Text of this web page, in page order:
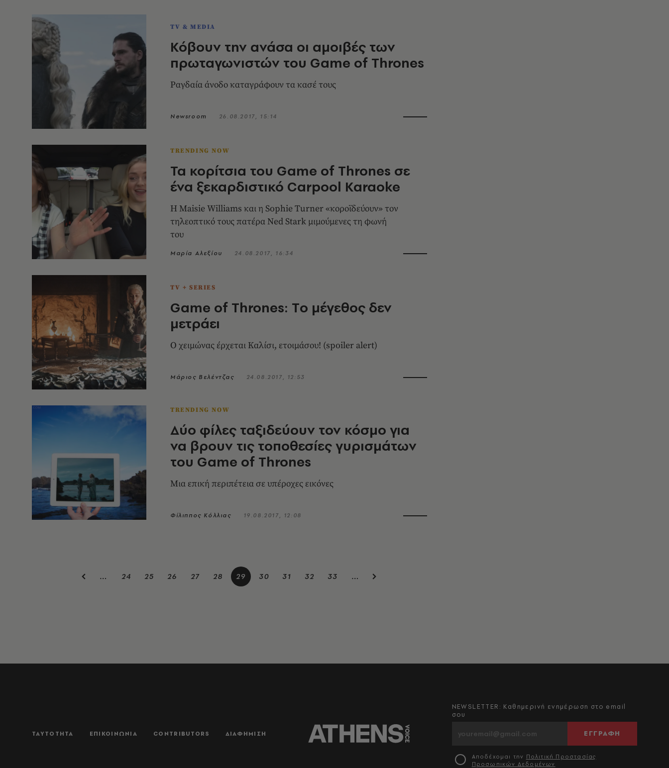
TV & MEDIA
Κόβουν την ανάσα οι αμοιβές των
πρωταγωνιστών του Game of Thrones
Ραγδαία άνοδο καταγράφουν τα κασέ τους
Newsroom 26.08.2017, 15:14
TRENDING NOW
Τα κορίτσια του Game of Thrones σε
ένα ξεκαρδιστικό Carpool Karaoke
Η Maisie Williams και η Sophie Turner «κοροϊδεύουν» τον
τηλεοπτικό τους πατέρα Ned Stark μιμούμενες τη φωνή
του
Μαρία Αλεξίου 24.08.2017, 16:34
TV + SERIES
Game of Thrones: Tο μέγεθος δεν
μετράει
Ο χειμώνας έρχεται Καλίσι, ετοιμάσου! (spoiler alert)
Μάριος Βελέντζας 24.08.2017, 12:53
TRENDING NOW
Δύο φίλες ταξιδεύουν τον κόσμο για
να βρουν τις τοποθεσίες γυρισμάτων
του Game of Thrones
Μια επική περιπέτεια σε υπέροχες εικόνες
Φίλιππος Κόλλιας 19.08.2017, 12:08
… 24 25 26 27 28 29 30 31 32 33 …
ΤΑΥΤΟΤΗΤΑ ΕΠΙΚΟΙΝΩΝΙΑ CONTRIBUTORS ΔΙΑΦΗΜΙΣΗ
NEWSLETTER: Καθημερινή ενημέρωση στο email
σου
ΕΓΓΡΑΦΗ
Αποδέχομαι την Πολιτική Προστασίας
Προσωπικών Δεδομένων